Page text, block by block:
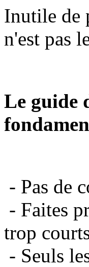
Inutile de
n'est pas
Le guide
- Pas de
- Faites
trop
- Seuls